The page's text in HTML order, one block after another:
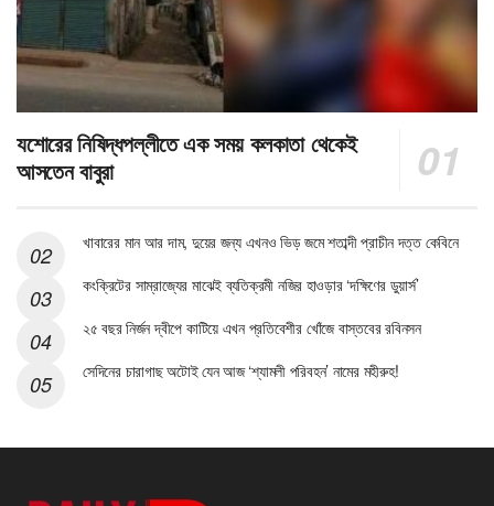
যশোরের নিষিদ্ধপল্লীতে এক সময় কলকাতা থেকেই
আসতেন বাবুরা
খাবারের মান আর দাম, দুয়ের জন্য এখনও ভিড় জমে শতাব্দী প্রাচীন দত্ত কেবিনে
কংক্রিটের সাম্রাজ্যের মাঝেই ব্যতিক্রমী নজির হাওড়ার ‘দক্ষিণের ডুয়ার্স’
২৫ বছর নির্জন দ্বীপে কাটিয়ে এখন প্রতিবেশীর খোঁজে বাস্তবের রবিনসন
সেদিনের চারাগাছ অটোই যেন আজ ‘শ্যামলী পরিবহন’ নামের মহীরুহ!